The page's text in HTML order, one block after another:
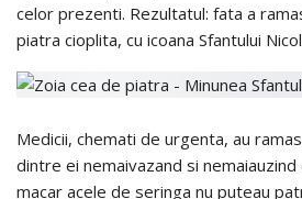
celor prezenti. Rezultatul: fata a
piatra cioplita, cu icoana Sfantului
Medicii, chemati de urgenta, au
dintre ei nemaivazand si
macar acele de seringa nu puteau